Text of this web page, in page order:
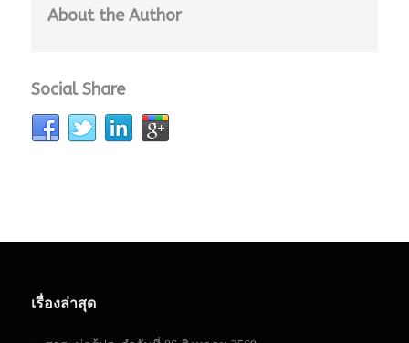
About the Author
Social Share
เรื่องล่าสุด